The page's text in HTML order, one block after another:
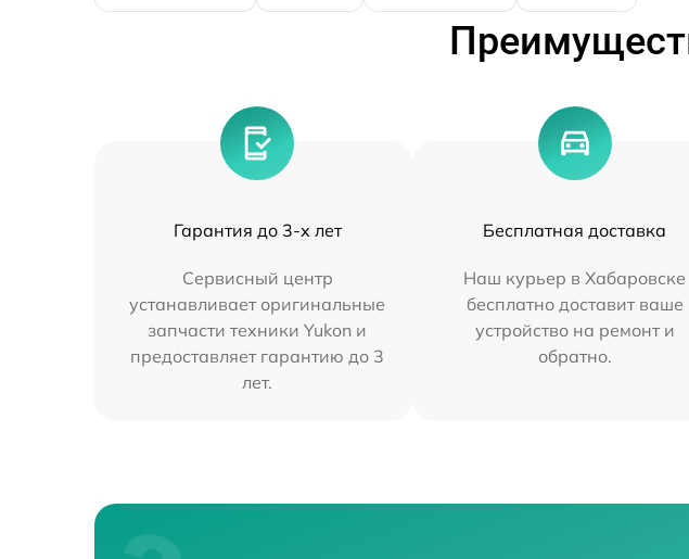
Гарантия до 3-х лет
Сервисный центр
устанавливает оригинальные
запчасти техники Yukon и
предоставляет гарантию до 3
лет.
Бесплатная доставка
Наш курьер в Хабаровске
бесплатно доставит ваше
устройство на ремонт и
обратно.